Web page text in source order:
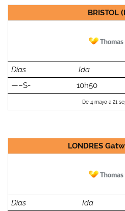
BRISTOL
Días Ida
—–S-
10h50
De 4 mayo a 21
LONDRES
Días Ida